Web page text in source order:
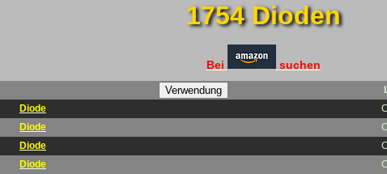
1754 Dioden
Bei suchen
Diode
Diode
Diode
Diode